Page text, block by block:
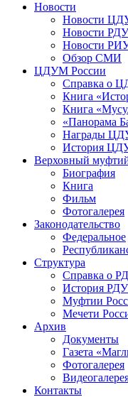
Новости
Новости
Новости
Новости
Обзор СМИ
ЦДУМ России
Справка о
Книга
Книга
«Панорама
Награды
История
Верховный
Биография
Книга
Фильм
Фотогалерея
Законодательство
Федеральное
Структура
Справка о
История
Муфтии
Мечети
Архив
Документы
Газета
Фотогалерея
Контакты